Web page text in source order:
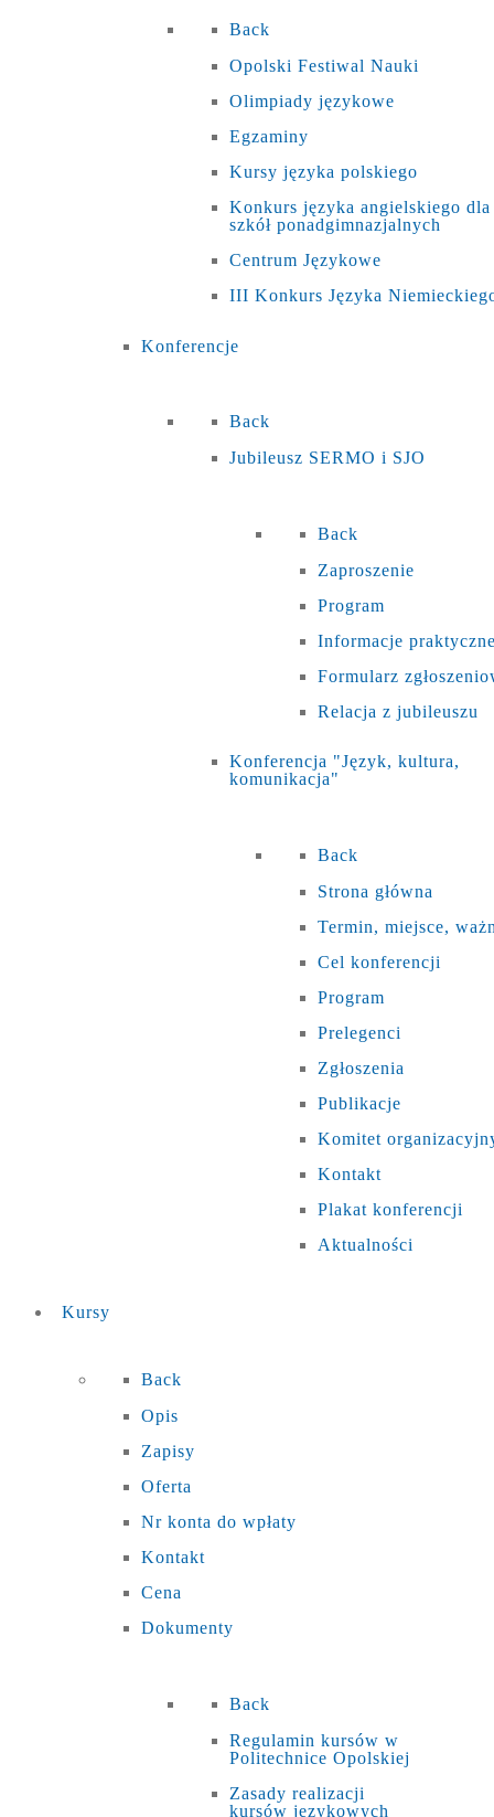
Back
Opolski Festiwal Nauki
Olimpiady językowe
Egzaminy
Kursy języka polskiego
Konkurs języka angielskiego dla
szkół ponadgimnazjalnych
Centrum Językowe
III Konkurs Języka
Konferencje
Back
Jubileusz SERMO i SJO
Back
Zaproszenie
Program
Informacje
Formularz
Relacja z jubileuszu
Konferencja "Język, kultura,
komunikacja"
Back
Strona główna
Termin, miejsce,
Cel konferencji
Program
Prelegenci
Zgłoszenia
Publikacje
Komitet
Kontakt
Plakat konferencji
Aktualności
Kursy
Back
Opis
Zapisy
Oferta
Nr konta do wpłaty
Kontakt
Cena
Dokumenty
Back
Regulamin kursów w
Politechnice Opolskiej
Zasady realizacji
kursów językowych